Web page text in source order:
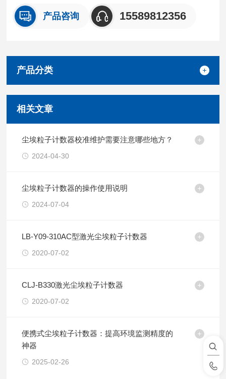
产品咨询 15589812356
产品分类
相关文章
尘埃粒子计数器校准维护需要注意哪些地方？
2024-04-30
尘埃粒子计数器的操作使用说明
2024-07-04
LB-Y09-310AC型激光尘埃粒子计数器
2020-07-02
CLJ-B330激光尘埃粒子计数器
2020-07-02
便携式尘埃粒子计数器：提高环境监测精度的
神器
2025-02-26